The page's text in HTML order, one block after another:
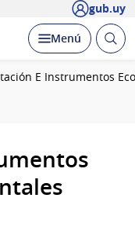
gub.uy
Desplegar
Menú Abrir
E Instrumentos